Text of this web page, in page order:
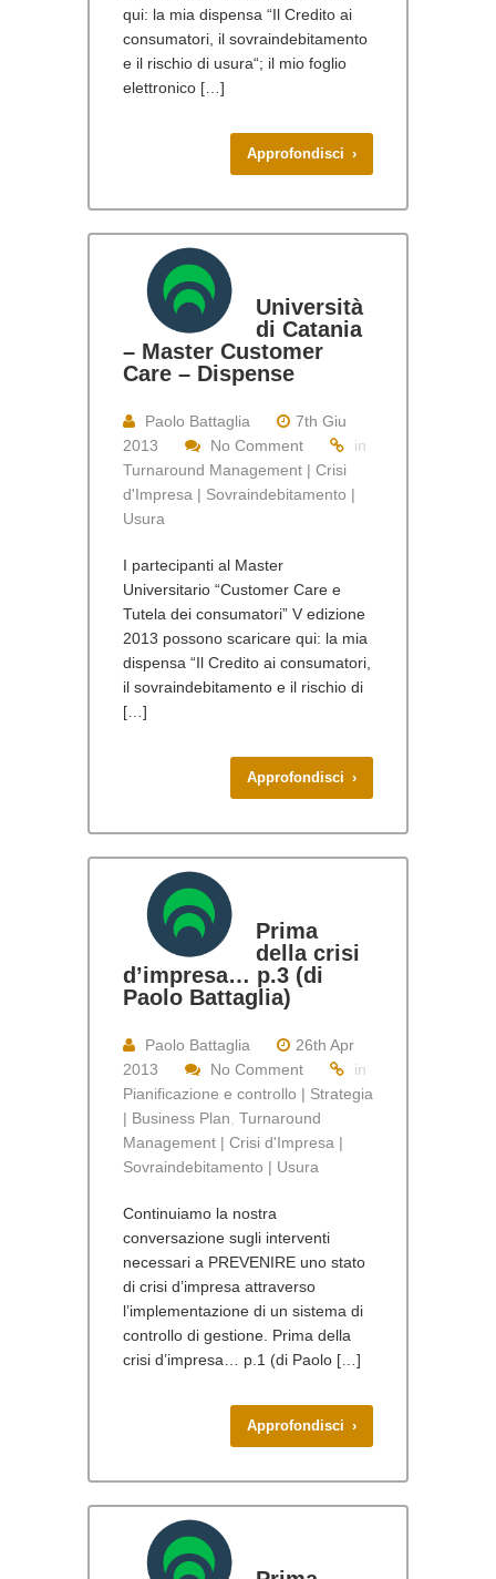
qui: la mia dispensa “Il Credito ai
consumatori, il sovraindebitamento
e il rischio di usura“; il mio foglio
elettronico […]
Approfondisci ›
Università
di Catania
– Master Customer
Care – Dispense
Paolo Battaglia
7th Giu
2013
No Comment
in
Turnaround Management | Crisi
d'Impresa | Sovraindebitamento |
Usura
I partecipanti al Master
Universitario “Customer Care e
Tutela dei consumatori” V edizione
2013 possono scaricare qui: la mia
dispensa “Il Credito ai consumatori,
il sovraindebitamento e il rischio di
[…]
Approfondisci ›
Prima
della crisi
d’impresa… p.3 (di
Paolo Battaglia)
Paolo Battaglia
26th Apr
2013
No Comment
in
Pianificazione e controllo | Strategia
| Business Plan Turnaround
Management | Crisi d'Impresa |
Sovraindebitamento | Usura
Continuiamo la nostra
conversazione sugli interventi
necessari a PREVENIRE uno stato
di crisi d’impresa attraverso
l’implementazione di un sistema di
controllo di gestione. Prima della
crisi d’impresa… p.1 (di Paolo […]
Approfondisci ›